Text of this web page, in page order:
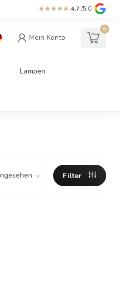
4.7 /5.0
Mein Konto
0
Lampen
Filter